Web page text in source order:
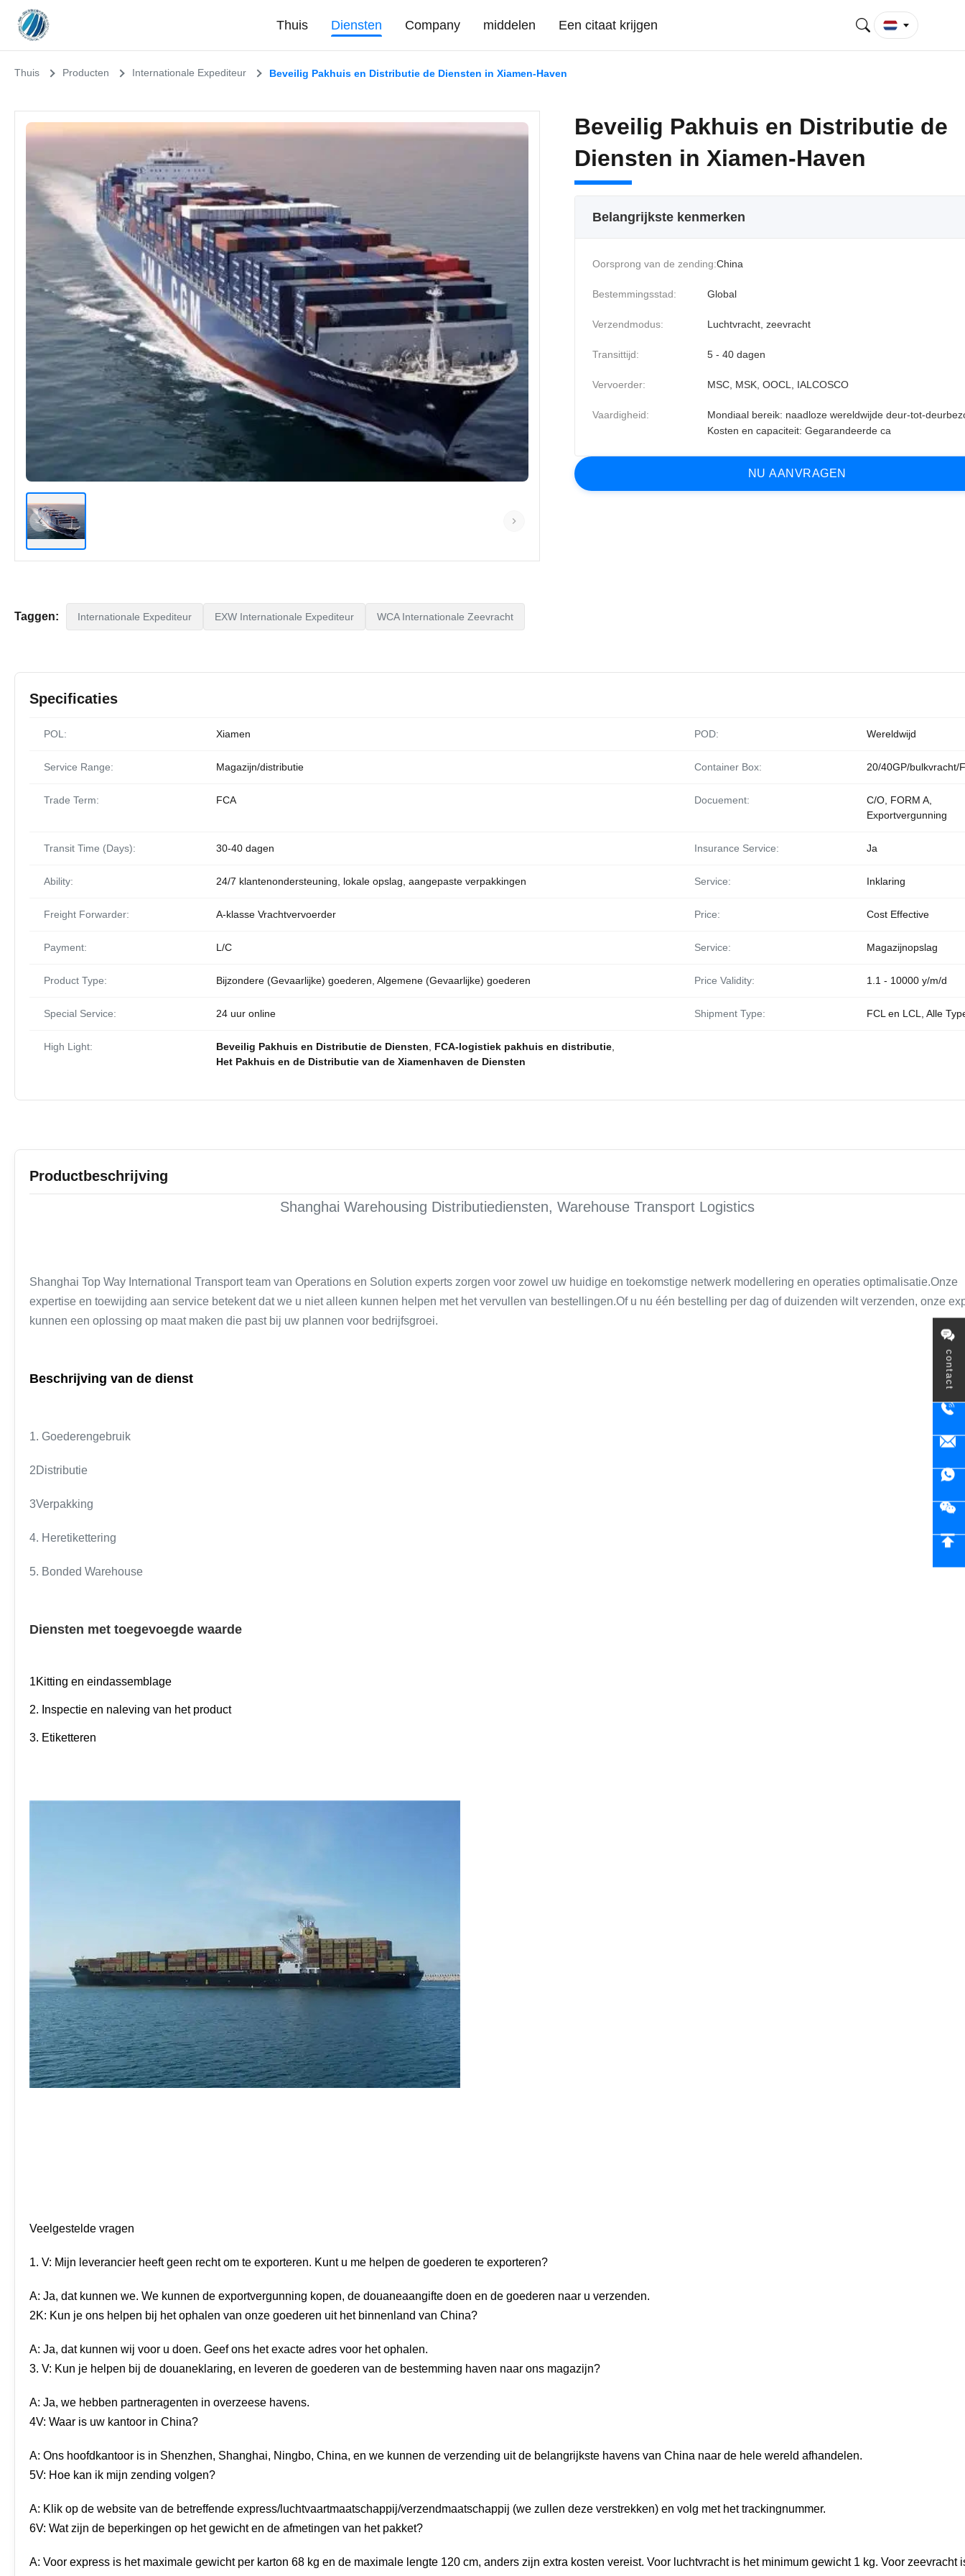
contact
Thuis Diensten Company middelen Een citaat krijgen
Thuis Producten Internationale Expediteur Beveilig Pakhuis en Distributie de Diensten in Xiamen-Haven
Beveilig Pakhuis en Distributie de
Diensten in Xiamen-Haven
Belangrijkste kenmerken
Oorsprong van de zending:China
Bestemmingsstad: Global
Verzendmodus: Luchtvracht, zeevracht
Transittijd: 5 - 40 dagen
Vervoerder: MSC, MSK, OOCL, IALCOSCO
Vaardigheid:
Mondiaal bereik: naadloze wereldwijde deur-tot-
Kosten en capaciteit: Gegarandeerde ca
N U AAN VRAGEN
Taggen: Internationale Expediteur EXW Internationale Expediteur WCA Internationale Zeevracht
Specificaties
POL: Xiamen POD: Wereldwijd
Service Range: Magazijn/distributie Container Box: 20/40GP/bulkvracht/
Trade Term: FCA Docuement:
C/O, FORM A,
Exportvergunning
Transit Time (Days): 30-40 dagen Insurance Service: Ja
Ability: 24/7 klantenondersteuning, lokale opslag, aangepaste verpakkingen Service: Inklaring
Freight Forwarder: A-klasse Vrachtvervoerder Price: Cost Effective
Payment: L/C Service: Magazijnopslag
Product Type: Bijzondere (Gevaarlijke) goederen, Algemene (Gevaarlijke) goederen Price Validity: 1.1 - 10000 y/m/d
Special Service: 24 uur online Shipment Type: FCL en LCL, Alle
High Light: Beveilig Pakhuis en Distributie de Diensten FCA-logistiek pakhuis en distributie
Het Pakhuis en de Distributie van de Xiamenhaven de Diensten
Productbeschrijving
Shanghai Warehousing Distributiediensten, Warehouse Transport Logistics
Shanghai Top Way International Transport team van Operations en Solution experts zorgen voor zowel uw huidige en toekomstige netwerk modellering en operaties optimalisatie.Onze
expertise en toewijding aan service betekent dat we u niet alleen kunnen helpen met het vervullen van bestellingen.Of u nu één bestelling per dag of duizenden wilt verzenden, onze
kunnen een oplossing op maat maken die past bij uw plannen voor bedrijfsgroei.
Beschrijving van de dienst
1. Goederengebruik
2Distributie
3Verpakking
4. Heretikettering
5. Bonded Warehouse
Diensten met toegevoegde waarde
1Kitting en eindassemblage
2. Inspectie en naleving van het product
3. Etiketteren
Veelgestelde vragen
1. V: Mijn leverancier heeft geen recht om te exporteren. Kunt u me helpen de goederen te exporteren?
A: Ja, dat kunnen we. We kunnen de exportvergunning kopen, de douaneaangifte doen en de goederen naar u verzenden.
2K: Kun je ons helpen bij het ophalen van onze goederen uit het binnenland van China?
A: Ja, dat kunnen wij voor u doen. Geef ons het exacte adres voor het ophalen.
3. V: Kun je helpen bij de douaneklaring, en leveren de goederen van de bestemming haven naar ons magazijn?
A: Ja, we hebben partneragenten in overzeese havens.
4V: Waar is uw kantoor in China?
A: Ons hoofdkantoor is in Shenzhen, Shanghai, Ningbo, China, en we kunnen de verzending uit de belangrijkste havens van China naar de hele wereld afhandelen.
5V: Hoe kan ik mijn zending volgen?
A: Klik op de website van de betreffende express/luchtvaartmaatschappij/verzendmaatschappij (we zullen deze verstrekken) en volg met het trackingnummer.
6V: Wat zijn de beperkingen op het gewicht en de afmetingen van het pakket?
A: Voor express is het maximale gewicht per karton 68 kg en de maximale lengte 120 cm, anders zijn extra kosten vereist. Voor luchtvracht is het minimum gewicht 1 kg. Voor zeevracht